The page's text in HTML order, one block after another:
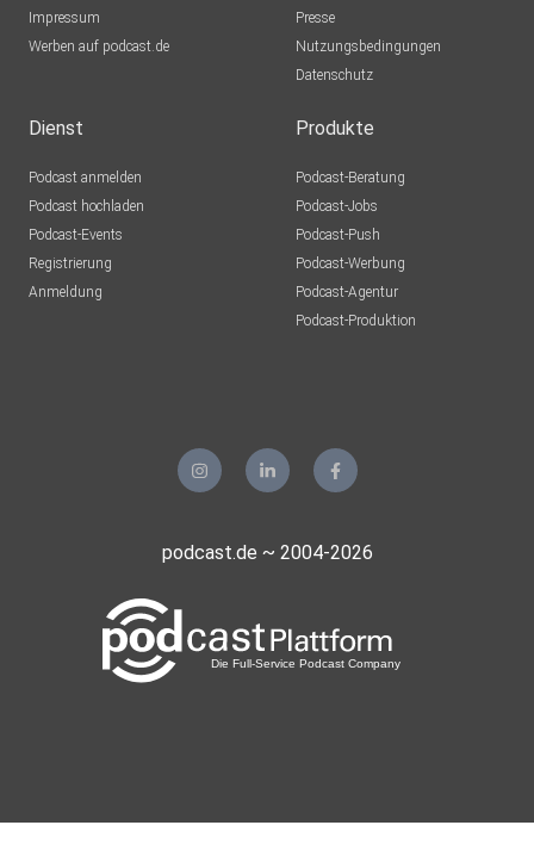
Impressum
Werben auf podcast.de
Presse
Nutzungsbedingungen
Datenschutz
Dienst
Podcast anmelden
Podcast hochladen
Podcast-Events
Registrierung
Anmeldung
Produkte
Podcast-Beratung
Podcast-Jobs
Podcast-Push
Podcast-Werbung
Podcast-Agentur
Podcast-Produktion
podcast.de ~ 2004-2026